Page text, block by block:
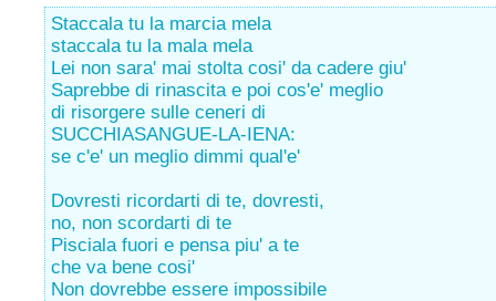
Staccala tu la marcia mela
staccala tu la mala mela
Lei non sara' mai stolta cosi' da cadere giu'
Saprebbe di rinascita e poi cos'e' meglio
di risorgere sulle ceneri di
SUCCHIASANGUE-LA-IENA:
se c'e' un meglio dimmi qual'e'
Dovresti ricordarti di te, dovresti,
no, non scordarti di te
Pisciala fuori e pensa piu' a te
che va bene cosi'
Non dovrebbe essere impossibile